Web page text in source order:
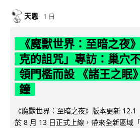
天恩 1 日
《魔獸世界：至暗之夜
克的詛咒」專訪：巢穴
領門檻而設 《諸王之眠
鐘
《魔獸世界：至暗之夜》版本更新
於 8 月 13 日正式上線，帶來全新區域